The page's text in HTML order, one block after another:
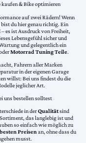
& Bike optimieren
auf zwei Rädern! Wenn
du hier genau richtig. Ein
es ist Ausdruck von Freiheit,
Lebensgefühl sicher und
und gelegentlich ein
Motorrad Tuning Teile.
Fahrern aller Marken
in der eigenen Garage
willst: Bei uns findest du die
jeglicher Art.
uns bestellen solltest
in derQualitätsind
das langlebig ist und
so einfach wie möglich zu
Preisenan, ohne dass du
musst.